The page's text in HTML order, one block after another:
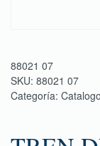
88021 07
SKU: 88021 07
Categoría: Catalogo